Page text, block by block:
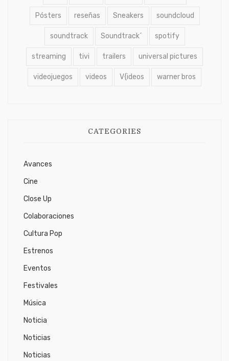
Pósters reseñas Sneakers soundcloud
soundtrack Soundtrack´ spotify
streaming tivi trailers universal pictures
videojuegos videos V{ideos warner bros
CATEGORIES
Avances
Cine
Close Up
Colaboraciones
Cultura Pop
Estrenos
Eventos
Festivales
Música
Noticia
Noticias
Noticias